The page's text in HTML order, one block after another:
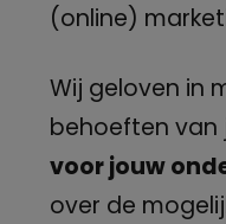
(online)
Wij geloven in
behoeften van
voor jouw
over de